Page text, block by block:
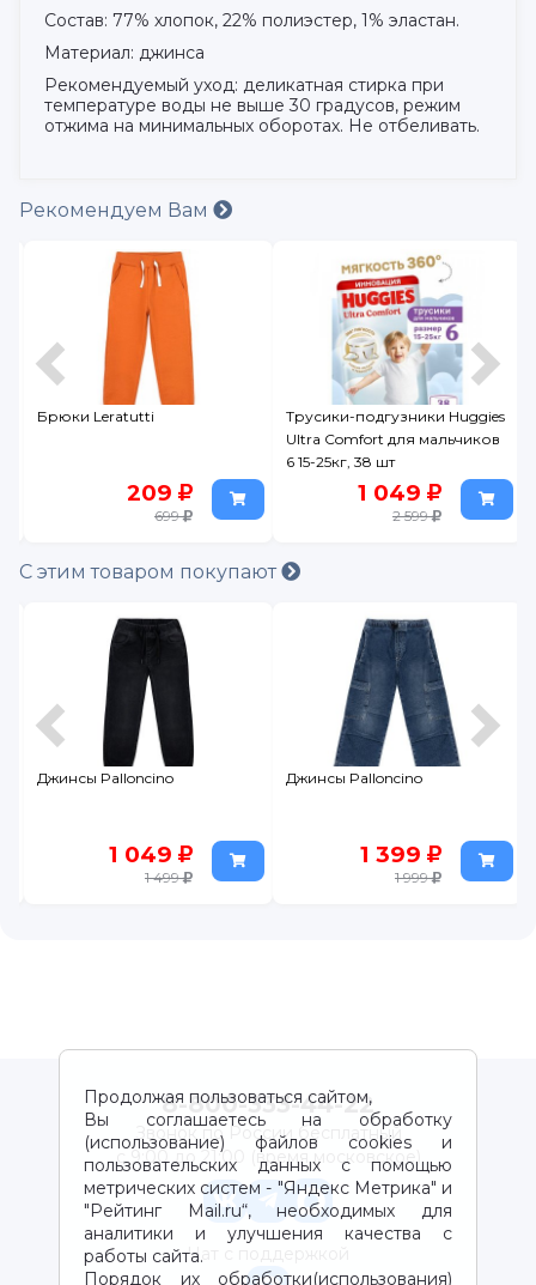
Состав: 77% хлопок, 22% полиэстер, 1% эластан.
Материал: джинса
Рекомендуемый уход: деликатная стирка при
температуре воды не выше 30 градусов, режим
отжима на минимальных оборотах. Не отбеливать.
Рекомендуем Вам
Брюки Leratutti
209
699
Трусики-подгузники Huggies
Ultra Comfort для мальчиков
6 15-25кг, 38 шт
1 049
2 599
С этим товаром покупают
Джинсы Palloncino
1 049
1 499
Джинсы Palloncino
1 399
1 999
Продолжая пользоваться сайтом,
Вы соглашаетесь на обработку
(использование) файлов cookies и
пользовательских данных с помощью
метрических систем - "Яндекс Метрика" и
"Рейтинг Mail.ru“, необходимых для
аналитики и улучшения качества с
работы сайта.
Порядок их обработки(использования)
8-800-333-44-22
Звонок по России бесплатный
с 9:00 до 21:00 (время московское)
Чат с поддержкой